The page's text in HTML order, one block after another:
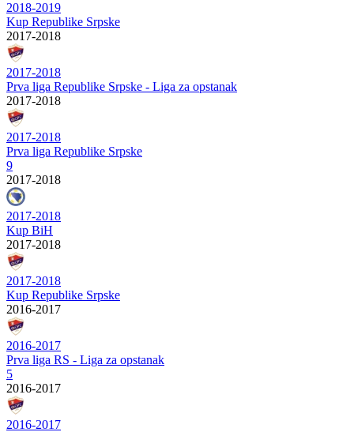
2018-2019
Kup Republike Srpske
2017-2018
2017-2018
Prva liga Republike Srpske - Liga za opstanak
2017-2018
2017-2018
Prva liga Republike Srpske
9
2017-2018
2017-2018
Kup BiH
2017-2018
2017-2018
Kup Republike Srpske
2016-2017
2016-2017
Prva liga RS - Liga za opstanak
5
2016-2017
2016-2017